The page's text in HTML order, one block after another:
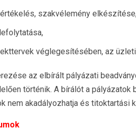
szakvélemény
véglegesítésében, az
az elbírált pályázati
történik. A bírálót a
nem akadályozhatja és titoktartási